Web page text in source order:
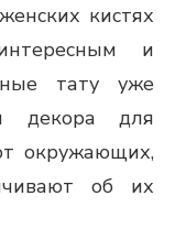
кистях
и
тату уже
декора для
окружающих,
об их